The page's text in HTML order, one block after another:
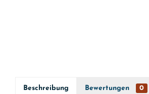
Beschreibung Bewertungen 0